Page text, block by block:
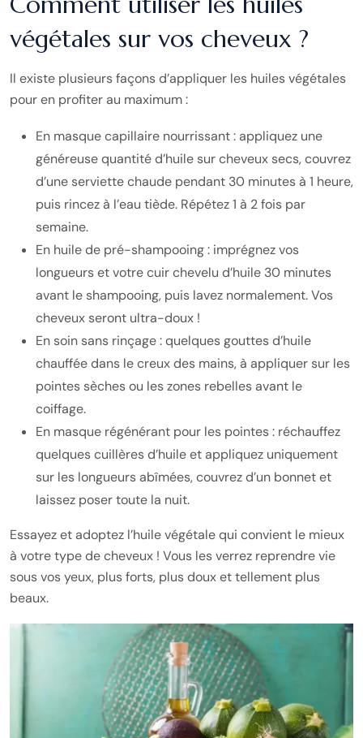
végétales sur vos cheveux ?
Il existe plusieurs façons d’appliquer les huiles végétales
pour en profiter au maximum :
En masque capillaire nourrissant : appliquez une
généreuse quantité d’huile sur cheveux secs, couvrez
d’une serviette chaude pendant 30 minutes à 1 heure,
puis rincez à l’eau tiède. Répétez 1 à 2 fois par
semaine.
En huile de pré-shampooing : imprégnez vos
longueurs et votre cuir chevelu d’huile 30 minutes
avant le shampooing, puis lavez normalement. Vos
cheveux seront ultra-doux !
En soin sans rinçage : quelques gouttes d’huile
chauffée dans le creux des mains, à appliquer sur les
pointes sèches ou les zones rebelles avant le
coiffage.
En masque régénérant pour les pointes : réchauffez
quelques cuillères d’huile et appliquez uniquement
sur les longueurs abîmées, couvrez d’un bonnet et
laissez poser toute la nuit.
Essayez et adoptez l’huile végétale qui convient le mieux
à votre type de cheveux ! Vous les verrez reprendre vie
sous vos yeux, plus forts, plus doux et tellement plus
beaux.